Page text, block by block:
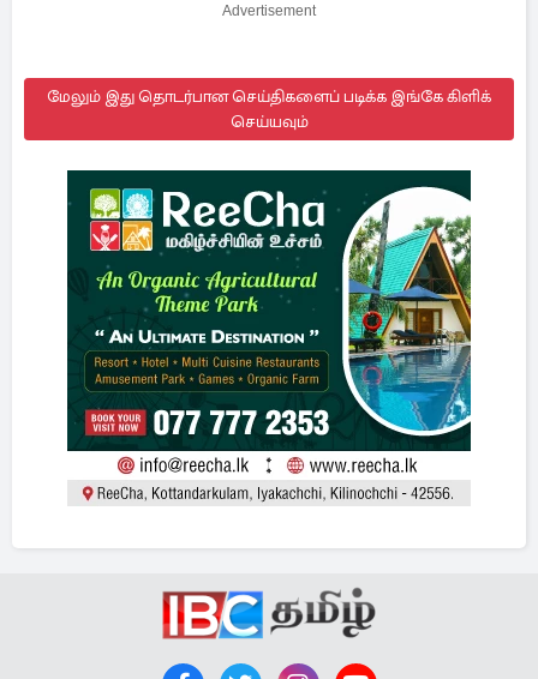
Advertisement
மேலும் இது தொடர்பான செய்திகளைப் படிக்க இங்கே கிளிக்
செய்யவும்